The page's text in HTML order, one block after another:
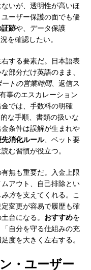
いが、透明性が高いほ
ーザー保護の面でも優
跡や、データ保護
を確認したい。
する要素だ。日本語表
部分だけ英語のまま、
トの営業時間、返信ス
事のエスカレーション
では、手数料の明確
な手順、書類の扱いな
条件は誤解が生まれや
消化ルール、ベット要
む習慣が役立つ。
無も重要だ。入金上限
アウト、自己排除とい
方を支えてくれる。こ
変更が容易で履歴も確
台になる。 おすすめを
自分を守る仕組みの充
度を大きく左右する。
・ユーザー